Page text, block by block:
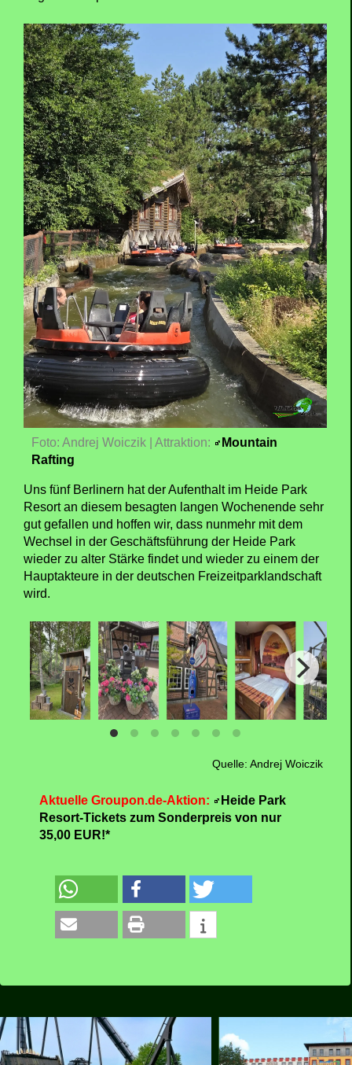
Foto: Andrej Woiczik | Attraktion:
Mountain
Rafting
Uns fünf Berlinern hat der Aufenthalt im Heide Park
Resort an diesem besagten langen Wochenende sehr
gut gefallen und hoffen wir, dass nunmehr mit dem
Wechsel in der Geschäftsführung der Heide Park
wieder zu alter Stärke findet und wieder zu einem der
Hauptakteure in der deutschen Freizeitparklandschaft
wird.
Quelle: Andrej Woiczik
Aktuelle Groupon.de-Aktion:
Heide Park
Resort-Tickets zum Sonderpreis von nur
35,00 EUR!*